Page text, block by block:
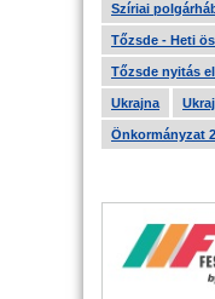
Szíriai
Tőzsde - Heti
Tőzsde nyitás
Ukrajna
Önkormányzat